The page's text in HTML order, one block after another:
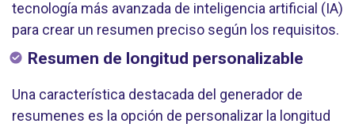
tecnología más avanzada de inteligencia artificial (IA)
para crear un resumen preciso según los requisitos.
Resumen de longitud personalizable
Una característica destacada del generador de
resumenes es la opción de personalizar la longitud